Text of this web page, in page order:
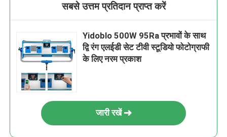
सबसे उत्तम प्रतिदान प्राप्त करें
Yidoblo 500W 95Ra प्रभावों के साथ
द्वि रंग एलईडी सेट टीवी स्टूडियो फोटोग्राफी
के लिए नरम प्रकाश
जारी रखें